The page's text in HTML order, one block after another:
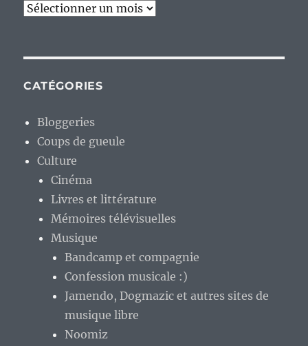
Archives
CATÉGORIES
Bloggeries
Coups de gueule
Culture
Cinéma
Livres et littérature
Mémoires télévisuelles
Musique
Bandcamp et compagnie
Confession musicale :)
Jamendo, Dogmazic et autres sites de
musique libre
Noomiz